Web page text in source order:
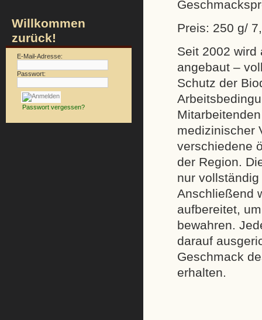
Preis: 250 g/
Seit 2002 wird
angebaut –
Schutz der
medizinischer
verschiedene
der Region.
nur
Anschließend
aufbereitet,
bewahren.
darauf
Geschmack
erhalten.
Willkommen
zurück!
E-Mail-Adresse:
Passwort:
Passwort vergessen?